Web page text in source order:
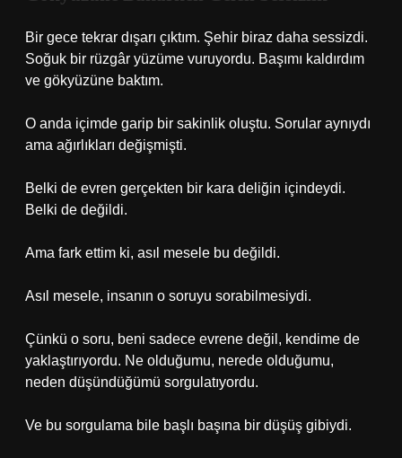
Bir gece tekrar dışarı çıktım. Şehir biraz daha sessizdi.
Soğuk bir rüzgâr yüzüme vuruyordu. Başımı kaldırdım
ve gökyüzüne baktım.
O anda içimde garip bir sakinlik oluştu. Sorular aynıydı
ama ağırlıkları değişmişti.
Belki de evren gerçekten bir kara deliğin içindeydi.
Belki de değildi.
Ama fark ettim ki, asıl mesele bu değildi.
Asıl mesele, insanın o soruyu sorabilmesiydi.
Çünkü o soru, beni sadece evrene değil, kendime de
yaklaştırıyordu. Ne olduğumu, nerede olduğumu,
neden düşündüğümü sorgulatıyordu.
Ve bu sorgulama bile başlı başına bir düşüş gibiydi.